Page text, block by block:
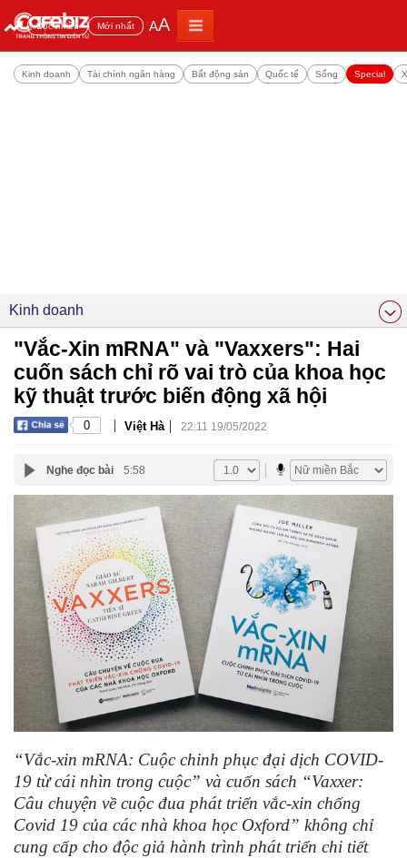
Đọc nhiều Mới nhất AA
Kinh doanh Tài chính ngân hàng Bất động sản Quốc tế Sống Special
Kinh doanh
"Vắc-Xin mRNA" và "Vaxxers": Hai
cuốn sách chỉ rõ vai trò của khoa học
kỹ thuật trước biến động xã hội
0 | Việt Hà | 22:11 19/05/2022
Nghe đọc bài 5:58
“Vắc-xin mRNA: Cuộc chinh phục đại dịch COVID-
19 từ cái nhìn trong cuộc” và cuốn sách “Vaxxer:
Câu chuyện về cuộc đua phát triển vắc-xin chống
Covid 19 của các nhà khoa học Oxford” không chỉ
cung cấp cho độc giả hành trình phát triển chi tiết